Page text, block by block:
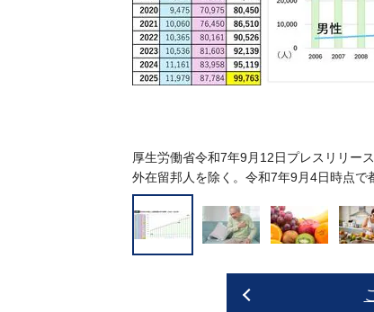
厚生労働省令和7年9月12日プレスリリー
外在留邦人を除く。令和7年9月4日時点で